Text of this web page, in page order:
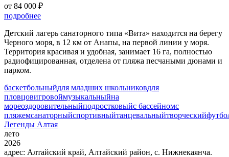
от 84 000 ₽
подробнее
Детский лагерь санаторного типа «Вита» находится на берегу
Черного моря, в 12 км от Анапы, на первой линии у моря.
Территория красивая и удобная, занимает 16 га, полностью
радиофицированная, отделена от пляжа песчаными дюнами и
парком.
баскетбольныйдля младших школьниковдля
пловцовигровоймузыкальныйна
мореоздоровительныйподростковыйс бассейномс
пляжемсанаторныйспортивныйтанцевальныйтворческий
Легенды Алтая
лето
2026
адрес: Алтайский край, Алтайский район, с. Нижнекаянча.